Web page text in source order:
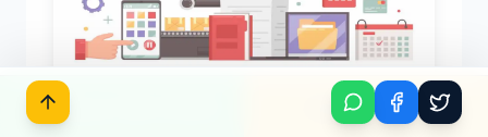
قاعدة المعرفة Jun 02, 2026
ابدأ مشروعك تحدث معنا عبر واتساب